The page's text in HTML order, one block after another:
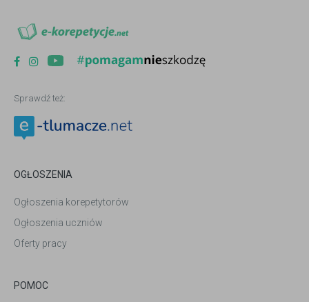
Sprawdź też:
OGŁOSZENIA
Ogłoszenia korepetytorów
Ogłoszenia uczniów
Oferty pracy
POMOC